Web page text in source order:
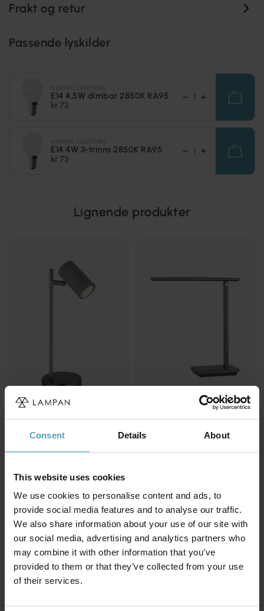
Consent Details About
This website uses cookies
We use cookies to personalise content and ads, to
provide social media features and to analyse our traffic.
We also share information about your use of our site with
our social media, advertising and analytics partners who
may combine it with other information that you’ve
provided to them or that they’ve collected from your use
of their services.
Frakt og retur
Passende lyskilder
E14 4,5W dimbar 2850K RA95
kr 73
E14 4W 3-trinns 2850K RA95
kr 73
Lignende produkter
skrivebordslampe
skrivebordslampe